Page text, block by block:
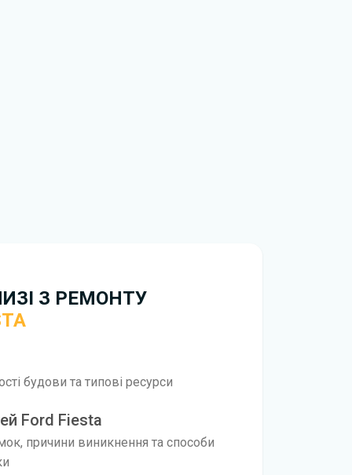
З РЕМОНТУ
будови та типові ресурси
Ford Fiesta
причини виникнення та способи